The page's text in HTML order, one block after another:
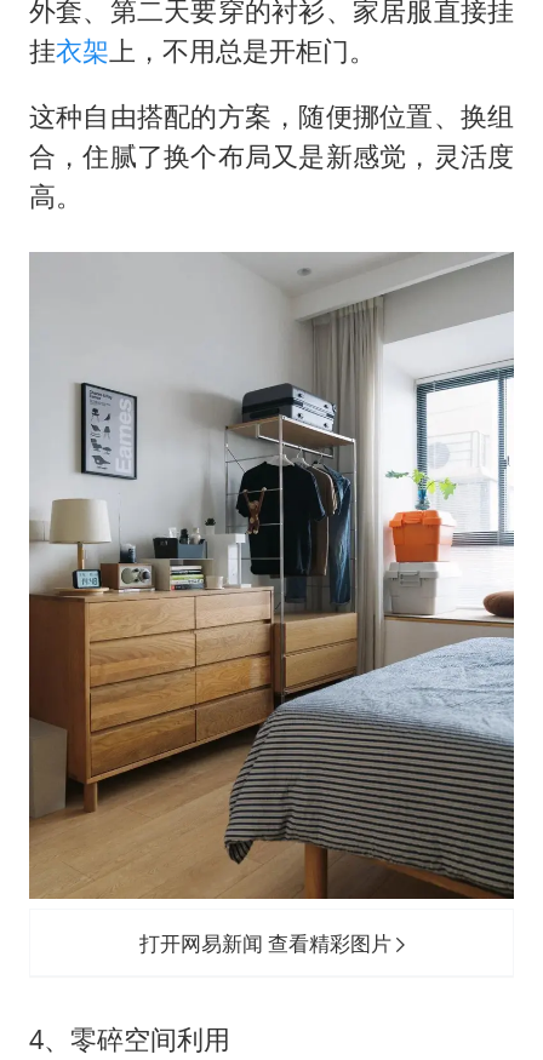
外套、第二天要穿的衬衫、家居服直接挂
挂衣架 上，不用总是开柜门。
这种自由搭配的方案，随便挪位置、换组
合，住腻了换个布局又是新感觉，灵活度
高。
打开网易新闻 查看精彩图片
4、零碎空间利用